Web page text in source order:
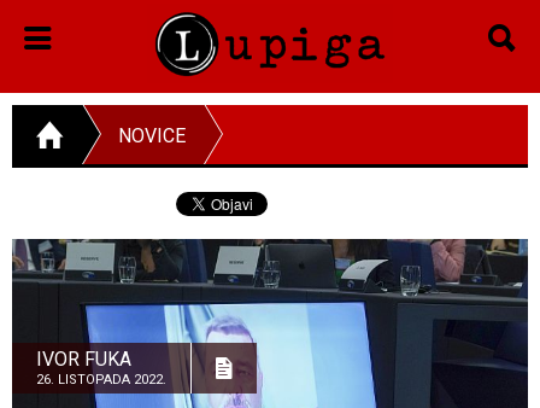
NOVICE
IVOR FUKA
26. LISTOPADA 2022.